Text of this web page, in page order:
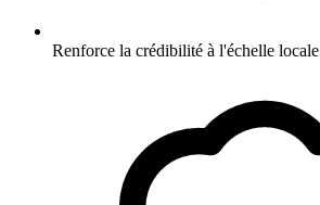
Renforce la crédibilité à l'échelle locale